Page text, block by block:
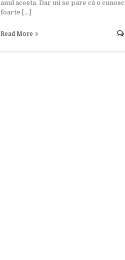
anul acesta. Dar mi se pare că o cunosc
foarte [...]
Read More